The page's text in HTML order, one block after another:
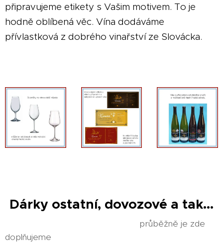
připravujeme etikety s Vašim motivem. To je
hodně oblíbená věc. Vína dodáváme
přívlastková z dobrého vinařství ze Slovácka.
Dárky ostatní, dovozové a tak...
průběžně je zde
doplňujeme